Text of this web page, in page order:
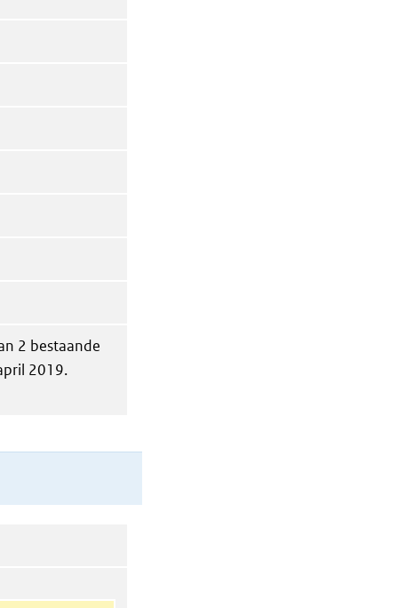
2 bestaande
2019.